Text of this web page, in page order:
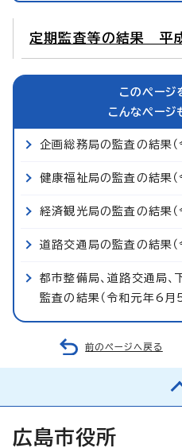
定期監査等の結果 平
このページ
こんなページ
企画総務局の監査の結果
健康福祉局の監査の結果
経済観光局の監査の結果
道路交通局の監査の結果
都市整備局、道路交通局
監査の結果（令和元年6月5
前のページへ戻る
広島市役所